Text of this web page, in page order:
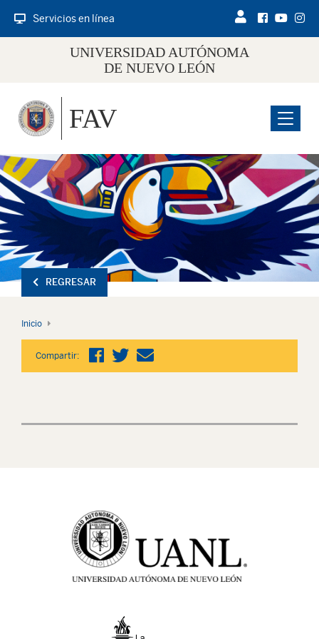
Servicios en línea
UNIVERSIDAD AUTÓNOMA
DE NUEVO LEÓN
Menu
FAV
REGRESAR
Inicio
Compartir: